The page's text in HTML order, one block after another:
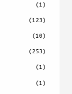
(1)
(123)
(10)
(253)
(1)
(1)